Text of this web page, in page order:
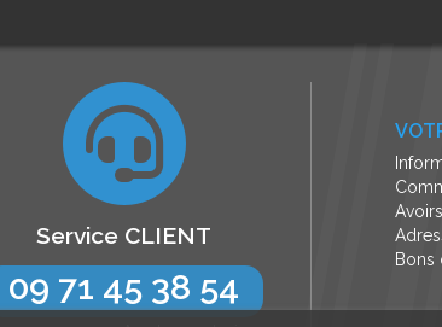
Avoirs
Bons
Service CLIENT
09 71 45 38 54